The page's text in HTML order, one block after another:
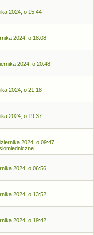
2024, o 15:44
2024, o 18:08
2024, o 20:48
2024, o 21:18
2024, o 19:37
2024, o 09:47
2024, o 06:56
2024, o 13:52
2024, o 19:42